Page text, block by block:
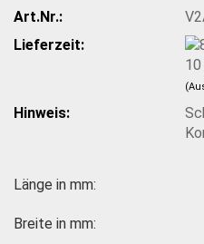
Art.Nr.:
Lieferzeit:
Hinweis:
Länge in mm:
Breite in mm: